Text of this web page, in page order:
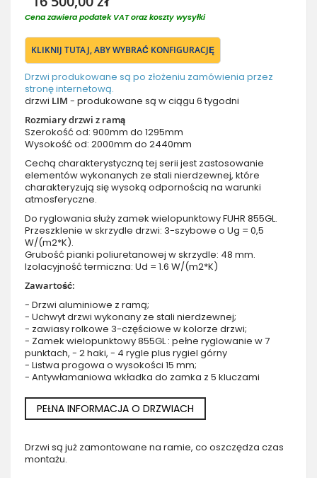
Cena zawiera podatek VAT oraz koszty wysyłki
KLIKNIJ TUTAJ, ABY WYBRAĆ KONFIGURACJĘ
Drzwi produkowane są po złożeniu zamówienia przez
stronę internetową.
drzwi LIM - produkowane są w ciągu 6 tygodni
Rozmiary drzwi z ramą
Szerokość od: 900mm do 1295mm
Wysokość od: 2000mm do 2440mm
Cechą charakterystyczną tej serii jest zastosowanie
elementów wykonanych ze stali nierdzewnej, które
charakteryzują się wysoką odpornością na warunki
atmosferyczne.
Do ryglowania służy zamek wielopunktowy FUHR 855GL.
Przeszklenie w skrzydle drzwi: 3-szybowe o Ug = 0,5
W/(m2*K).
Grubość pianki poliuretanowej w skrzydle: 48 mm.
Izolacyjność termiczna: Ud = 1.6 W/(m2*K)
Zawartość:
- Drzwi aluminiowe z ramą;
- Uchwyt drzwi wykonany ze stali nierdzewnej;
- zawiasy rolkowe 3-częściowe w kolorze drzwi;
- Zamek wielopunktowy 855GL : pełne ryglowanie w 7
punktach, - 2 haki, - 4 rygle plus rygiel górny
- Listwa progowa o wysokości 15 mm;
- Antywłamaniowa wkładka do zamka z 5 kluczami
PEŁNA INFORMACJA O DRZWIACH
Drzwi są już zamontowane na ramie, co oszczędza czas
montażu.